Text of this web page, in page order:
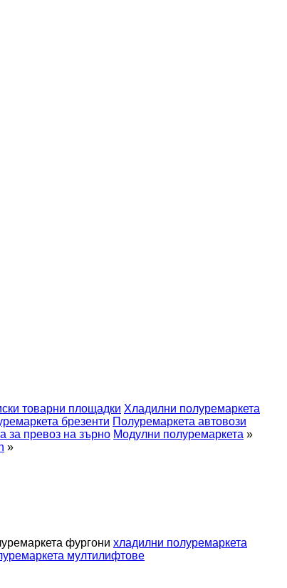
товарни площадки Хладилни полуремаркета
брезенти Полуремаркета автовози
за превоз на зърно Модулни полуремаркета »
»
фургони хладилни полуремаркета
мултилифтове